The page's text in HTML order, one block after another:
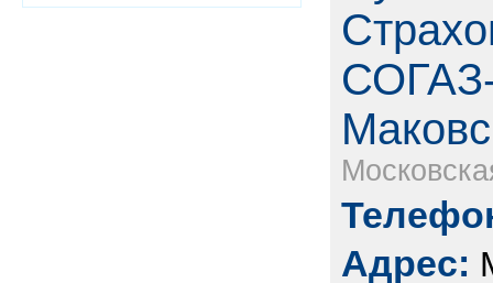
Адрес: